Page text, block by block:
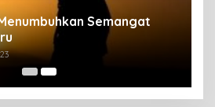
Semangat